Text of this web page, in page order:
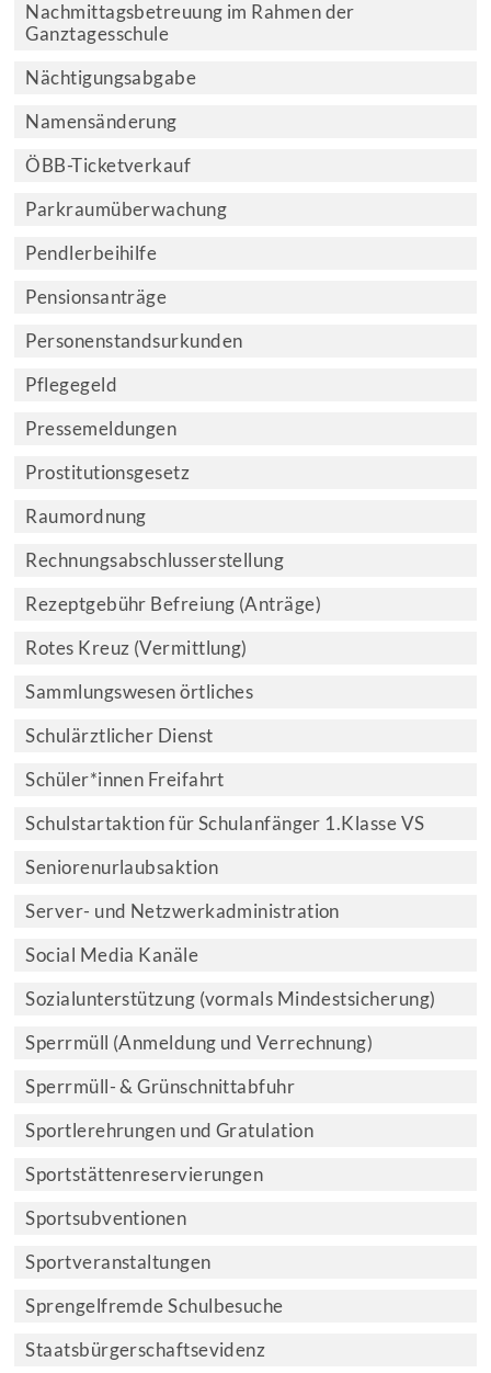
Nachmittagsbetreuung im Rahmen der
Ganztagesschule
Nächtigungsabgabe
Namensänderung
ÖBB-Ticketverkauf
Parkraumüberwachung
Pendlerbeihilfe
Pensionsanträge
Personenstandsurkunden
Pflegegeld
Pressemeldungen
Prostitutionsgesetz
Raumordnung
Rechnungsabschlusserstellung
Rezeptgebühr Befreiung (Anträge)
Rotes Kreuz (Vermittlung)
Sammlungswesen örtliches
Schulärztlicher Dienst
Schüler*innen Freifahrt
Schulstartaktion für Schulanfänger 1.Klasse VS
Seniorenurlaubsaktion
Server- und Netzwerkadministration
Social Media Kanäle
Sozialunterstützung (vormals Mindestsicherung)
Sperrmüll (Anmeldung und Verrechnung)
Sperrmüll- & Grünschnittabfuhr
Sportlerehrungen und Gratulation
Sportstättenreservierungen
Sportsubventionen
Sportveranstaltungen
Sprengelfremde Schulbesuche
Staatsbürgerschaftsevidenz